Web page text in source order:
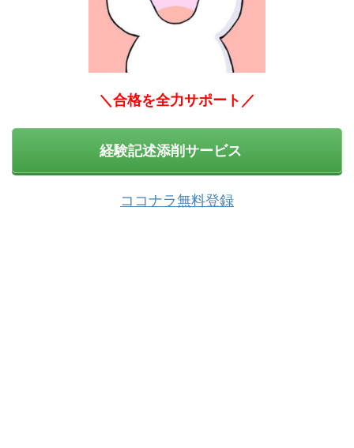
＼合格を全力サポート／
経験記述添削サービス
ココナラ無料登録